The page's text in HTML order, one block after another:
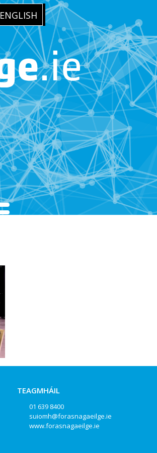
ENGLISH
TEAGMHÁIL
01 639 8400
suiomh@forasnagaeilge.ie
www.forasnagaeilge.ie